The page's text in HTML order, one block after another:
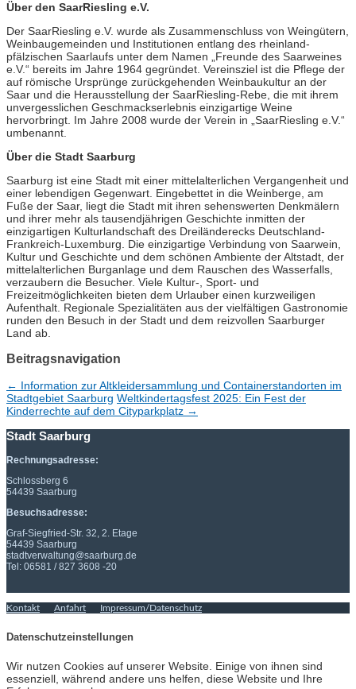
Über den SaarRiesling e.V.
Der SaarRiesling e.V. wurde als Zusammenschluss von Weingütern,
Weinbaugemeinden und Institutionen entlang des rheinland-
pfälzischen Saarlaufs unter dem Namen „Freunde des Saarweines
e.V.“ bereits im Jahre 1964 gegründet. Vereinsziel ist die Pflege der
auf römische Ursprünge zurückgehenden Weinbaukultur an der
Saar und die Herausstellung der SaarRiesling-Rebe, die mit ihrem
unvergesslichen Geschmackserlebnis einzigartige Weine
hervorbringt. Im Jahre 2008 wurde der Verein in „SaarRiesling e.V.“
umbenannt.
Über die Stadt Saarburg
Saarburg ist eine Stadt mit einer mittelalterlichen Vergangenheit und
einer lebendigen Gegenwart. Eingebettet in die Weinberge, am
Fuße der Saar, liegt die Stadt mit ihren sehenswerten Denkmälern
und ihrer mehr als tausendjährigen Geschichte inmitten der
einzigartigen Kulturlandschaft des Dreiländerecks Deutschland-
Frankreich-Luxemburg. Die einzigartige Verbindung von Saarwein,
Kultur und Geschichte und dem schönen Ambiente der Altstadt, der
mittelalterlichen Burganlage und dem Rauschen des Wasserfalls,
verzaubern die Besucher. Viele Kultur-, Sport- und
Freizeitmöglichkeiten bieten dem Urlauber einen kurzweiligen
Aufenthalt. Regionale Spezialitäten aus der vielfältigen Gastronomie
runden den Besuch in der Stadt und dem reizvollen Saarburger
Land ab.
Beitragsnavigation
← Information zur Altkleidersammlung und Containerstandorten im
Stadtgebiet Saarburg Weltkindertagsfest 2025: Ein Fest der
Kinderrechte auf dem Cityparkplatz →
Stadt Saarburg
Rechnungsadresse:
Schlossberg 6
54439 Saarburg
Besuchsadresse:
Graf-Siegfried-Str. 32, 2. Etage
54439 Saarburg
stadtverwaltung@saarburg.de
Tel: 06581 / 827 3608 -20
Kontakt Anfahrt Impressum/Datenschutz
Datenschutzeinstellungen
Wir nutzen Cookies auf unserer Website. Einige von ihnen sind
essenziell, während andere uns helfen, diese Website und Ihre